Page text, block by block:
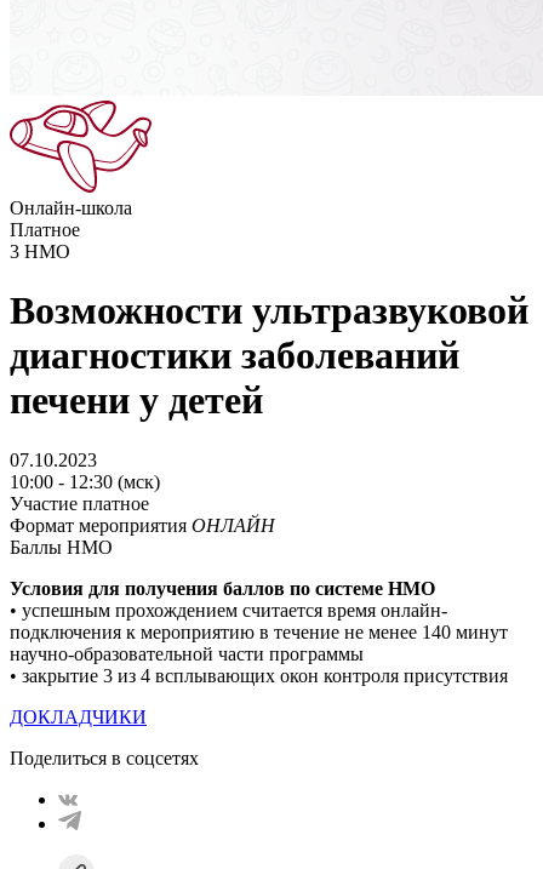
Онлайн-школа
Платное
3 НМО
Возможности ультразвуковой
диагностики заболеваний
печени у детей
07.10.2023
10:00 - 12:30 (мск)
Участие платное
Формат мероприятия ОНЛАЙН
Баллы НМО
Условия для получения баллов по системе НМO
• успешным прохождением считается время онлайн-
подключения к мероприятию в течение не менее 140 минут
научно-образовательной части программы
• закрытие 3 из 4 всплывающих окон контроля присутствия
ДОКЛАДЧИКИ
Поделиться в соцсетях